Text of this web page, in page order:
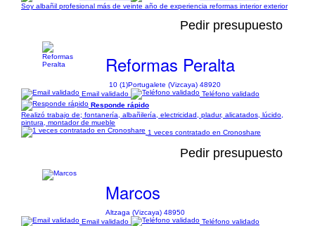
Soy albañil profesional más de veinte año de experiencia reformas interior exterior
Pedir presupuesto
Reformas Peralta
10 (1)Portugalete (Vizcaya) 48920
Email validado
Teléfono validado
Responde rápido
Realizó trabajo de; fontanería, albañilería, electricidad, pladur, alicatados, lúcido,
pintura, montador de mueble
1 veces contratado en Cronoshare
Pedir presupuesto
Marcos
Altzaga (Vizcaya) 48950
Email validado
Teléfono validado